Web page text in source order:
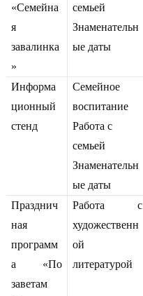
«Семейна
я
завалинка
»
семьей
Знаменательн
ые даты
Информа
ционный
стенд
Семейное
воспитание
Работа с
семьей
Знаменательн
ые даты
Празднич
ная
программ
а «По
заветам
Работа с
художественн
ой
литературой